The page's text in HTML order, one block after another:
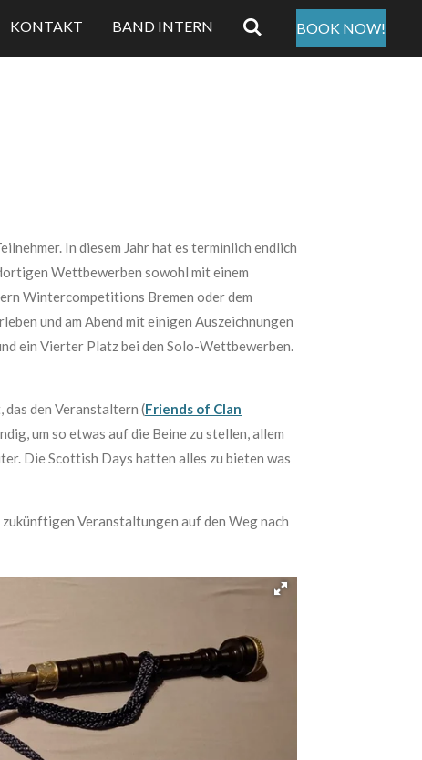
KONTAKT BAND INTERN BOOK NOW!
In diesem Jahr hat es terminlich endlich
Wettbewerben sowohl mit einem
Wintercompetitions Bremen oder dem
und am Abend mit einigen Auszeichnungen
ein Vierter Platz bei den Solo-Wettbewerben.
den Veranstaltern (Friends of Clan
um so etwas auf die Beine zu stellen, allem
Die Scottish Days hatten alles zu bieten was
Veranstaltungen auf den Weg nach